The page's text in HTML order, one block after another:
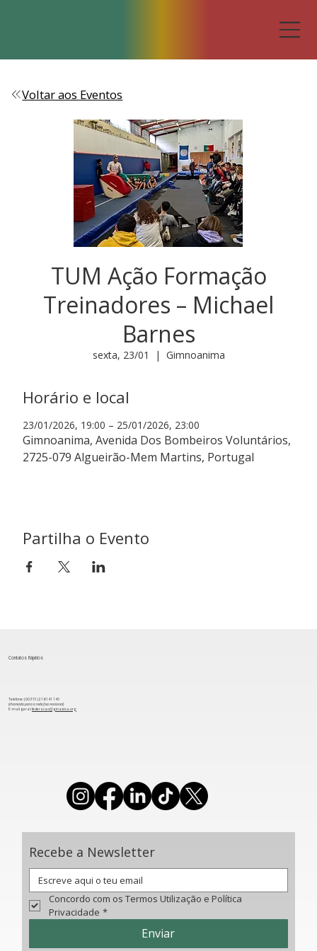
TUM Ação Formação
Treinadores – Michael
Barnes
sexta, 23/01
  |
Gimnoanima
Horário e local
23/01/2026, 19:00 – 25/01/2026, 23:00
Gimnoanima, Avenida Dos Bombeiros Voluntários,
2725-079 Algueirão-Mem Martins, Portugal
Partilha o Evento
Voltar aos Eventos
Recebe a Newsletter
Concordo com os Termos Utilização e Política
Privacidade *
Enviar
Contatos Rápidos
Telefone: (00 351) 218 141 145
(chamada para a rede fixa nacional)
​E-mail geral:federacao@ginastica.org